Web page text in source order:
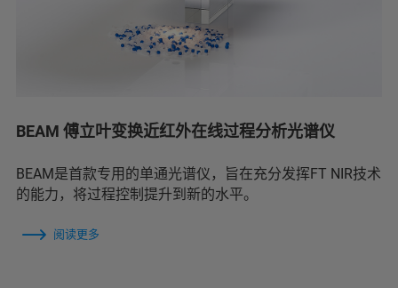
BEAM 傅立叶变换近红外在线过程分析光谱仪
BEAM是首款专用的单通光谱仪，旨在充分发挥FT NIR技术
的能力，将过程控制提升到新的水平。
阅读更多